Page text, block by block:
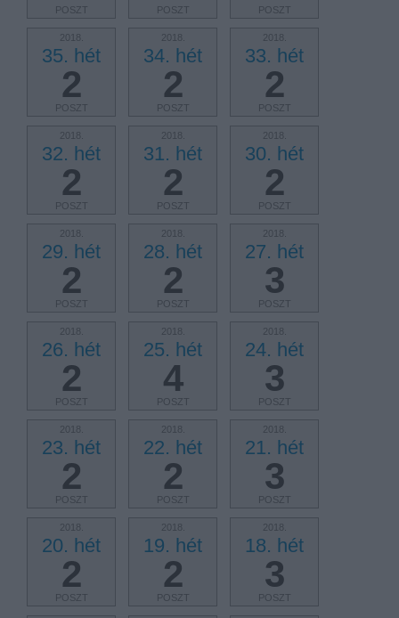
POSZT POSZT POSZT
2018.
35. hét
2
POSZT
2018.
34. hét
2
POSZT
2018.
33. hét
2
POSZT
2018.
32. hét
2
POSZT
2018.
31. hét
2
POSZT
2018.
30. hét
2
POSZT
2018.
29. hét
2
POSZT
2018.
28. hét
2
POSZT
2018.
27. hét
3
POSZT
2018.
26. hét
2
POSZT
2018.
25. hét
4
POSZT
2018.
24. hét
3
POSZT
2018.
23. hét
2
POSZT
2018.
22. hét
2
POSZT
2018.
21. hét
3
POSZT
2018.
20. hét
2
POSZT
2018.
19. hét
2
POSZT
2018.
18. hét
3
POSZT